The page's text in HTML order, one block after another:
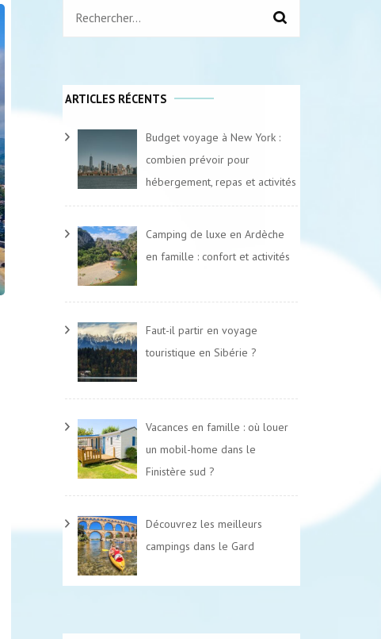
Rechercher :
ARTICLES RÉCENTS
Budget voyage à New York :
combien prévoir pour
hébergement, repas et activités
Camping de luxe en Ardèche
en famille : confort et activités
Faut-il partir en voyage
touristique en Sibérie ?
Vacances en famille : où louer
un mobil-home dans le
Finistère sud ?
Découvrez les meilleurs
campings dans le Gard